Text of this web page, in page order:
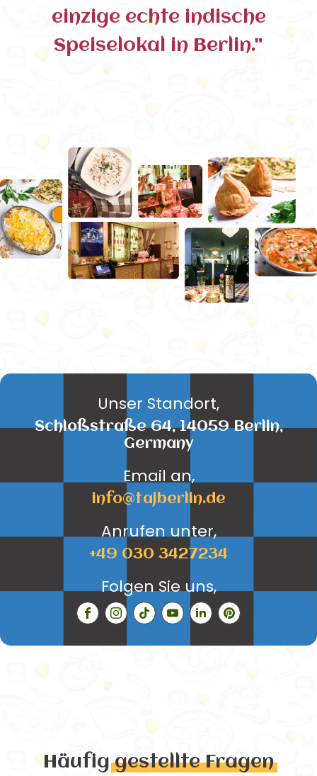
einzige echte indische
Speiselokal in Berlin."
Unser Standort,
Schloßstraße 64, 14059 Berlin,
Germany
Email an,
info@tajberlin.de
Anrufen unter,
+49 030 3427234
Folgen Sie uns,
Häufiggestellte Fragen